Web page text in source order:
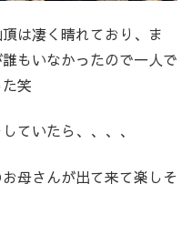
は凄く晴れており、ま
もいなかったので一人で
笑
ていたら、、、、
母さんが出て来て楽しそ